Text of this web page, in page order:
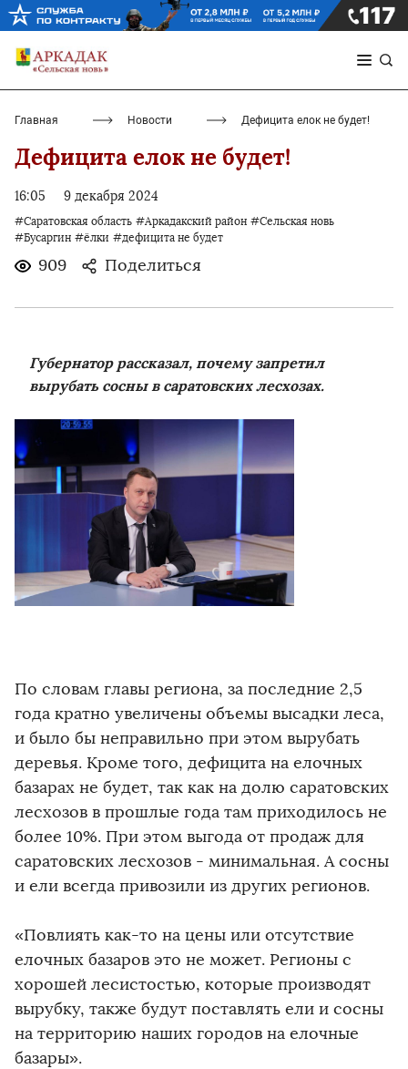
Главная Новости Дефицита елок не будет!
Дефицита елок не будет!
16:05 9 декабря 2024
#Саратовская область #Аркадакский район #Сельская новь
#Бусаргин #ёлки #дефицита не будет
909 Поделиться
Губернатор рассказал, почему запретил
вырубать сосны в саратовских лесхозах.
По словам главы региона, за последние 2,5
года кратно увеличены объемы высадки леса,
и было бы неправильно при этом вырубать
деревья. Кроме того, дефицита на елочных
базарах не будет, так как на долю саратовских
лесхозов в прошлые года там приходилось не
более 10%. При этом выгода от продаж для
саратовских лесхозов - минимальная. А сосны
и ели всегда привозили из других регионов.
«Повлиять как-то на цены или отсутствие
елочных базаров это не может. Регионы с
хорошей лесистостью, которые производят
вырубку, также будут поставлять ели и сосны
на территорию наших городов на елочные
базары».